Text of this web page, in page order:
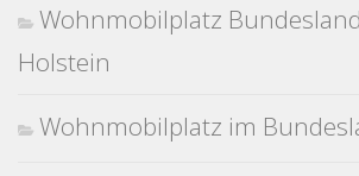
Wohnmobilplatz
Holstein
Wohnmobilplatz im